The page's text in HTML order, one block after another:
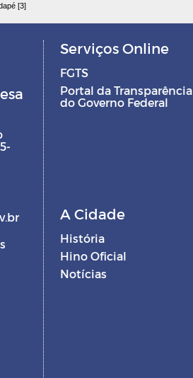
[3]
Serviços Online
FGTS
Portal da Transparência
do Governo Federal
A Cidade
História
Hino Oficial
Notícias